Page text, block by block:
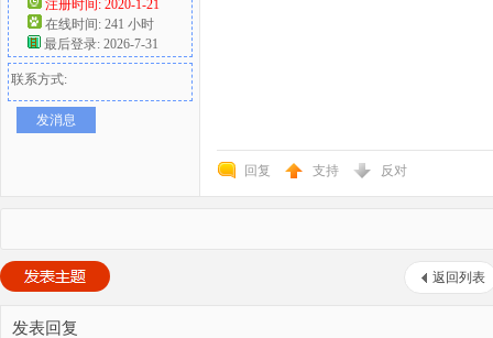
注册时间: 2020-1-21
在线时间: 241 小时
最后登录: 2026-7-31
联系方式:
发消息
回复 支持 反对
返回列表
发表回复